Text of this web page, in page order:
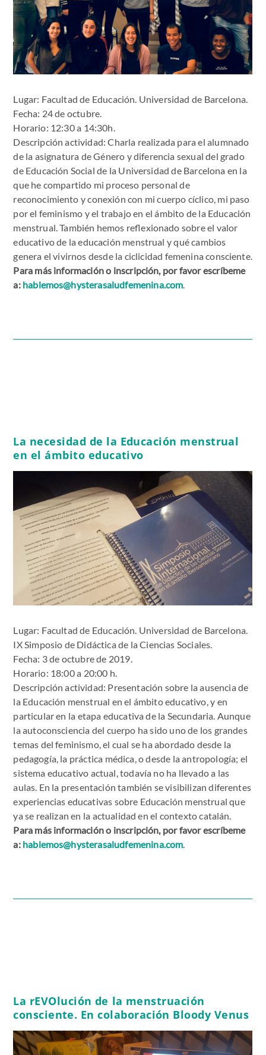
Lugar: Facultad de Educación. Universidad de Barcelona.
Fecha: 24 de octubre.
Horario: 12:30 a 14:30h.
Descripción actividad: Charla realizada para el alumnado
de la asignatura de Género y diferencia sexual del grado
de Educación Social de la Universidad de Barcelona en la
que he compartido mi proceso personal de
reconocimiento y conexión con mi cuerpo cíclico, mi paso
por el feminismo y el trabajo en el ámbito de la Educación
menstrual. También hemos reflexionado sobre el valor
educativo de la educación menstrual y qué cambios
genera el vivirnos desde la ciclicidad femenina consciente.
Para más información o inscripción, por favor escríbeme
a: hablemos@hysterasaludfemenina.com.
La necesidad de la Educación menstrual
en el ámbito educativo
Lugar: Facultad de Educación. Universidad de Barcelona.
IX Simposio de Didáctica de la Ciencias Sociales.
Fecha: 3 de octubre de 2019.
Horario: 18:00 a 20:00 h.
Descripción actividad: Presentación sobre la ausencia de
la Educación menstrual en el ámbito educativo, y en
particular en la etapa educativa de la Secundaria. Aunque
la autoconsciencia del cuerpo ha sido uno de los grandes
temas del feminismo, el cual se ha abordado desde la
pedagogía, la práctica médica, o desde la antropología; el
sistema educativo actual, todavía no ha llevado a las
aulas. En la presentación también se visibilizan diferentes
experiencias educativas sobre Educación menstrual que
ya se realizan en la actualidad en el contexto catalán.
Para más información o inscripción, por favor escríbeme
a: hablemos@hysterasaludfemenina.com.
La rEVOlución de la menstruación
consciente. En colaboración Bloody Venus